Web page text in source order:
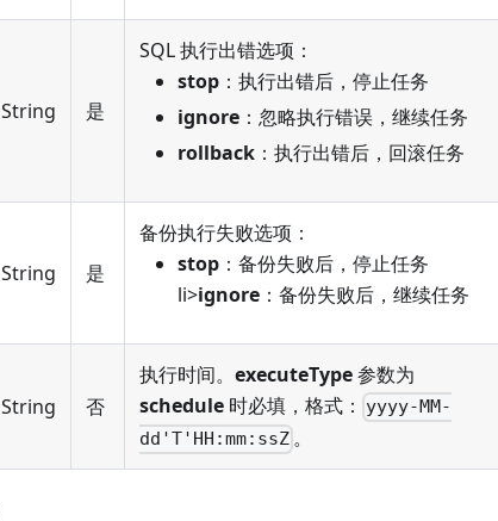
String 是
SQL 执行出错选项：
stop ：执行出错后，停止任务
ignore ：忽略执行错误，继续任务
rollback ：执行出错后，回滚任务
String 是
备份执行失败选项：
stop ：备份失败后，停止任务
li>ignore ：备份失败后，继续任务
String 否
执行时间。 executeType参数为
schedule 时必填，格式：
yyyy-MM-
dd'T'HH:mm:ssZ 。